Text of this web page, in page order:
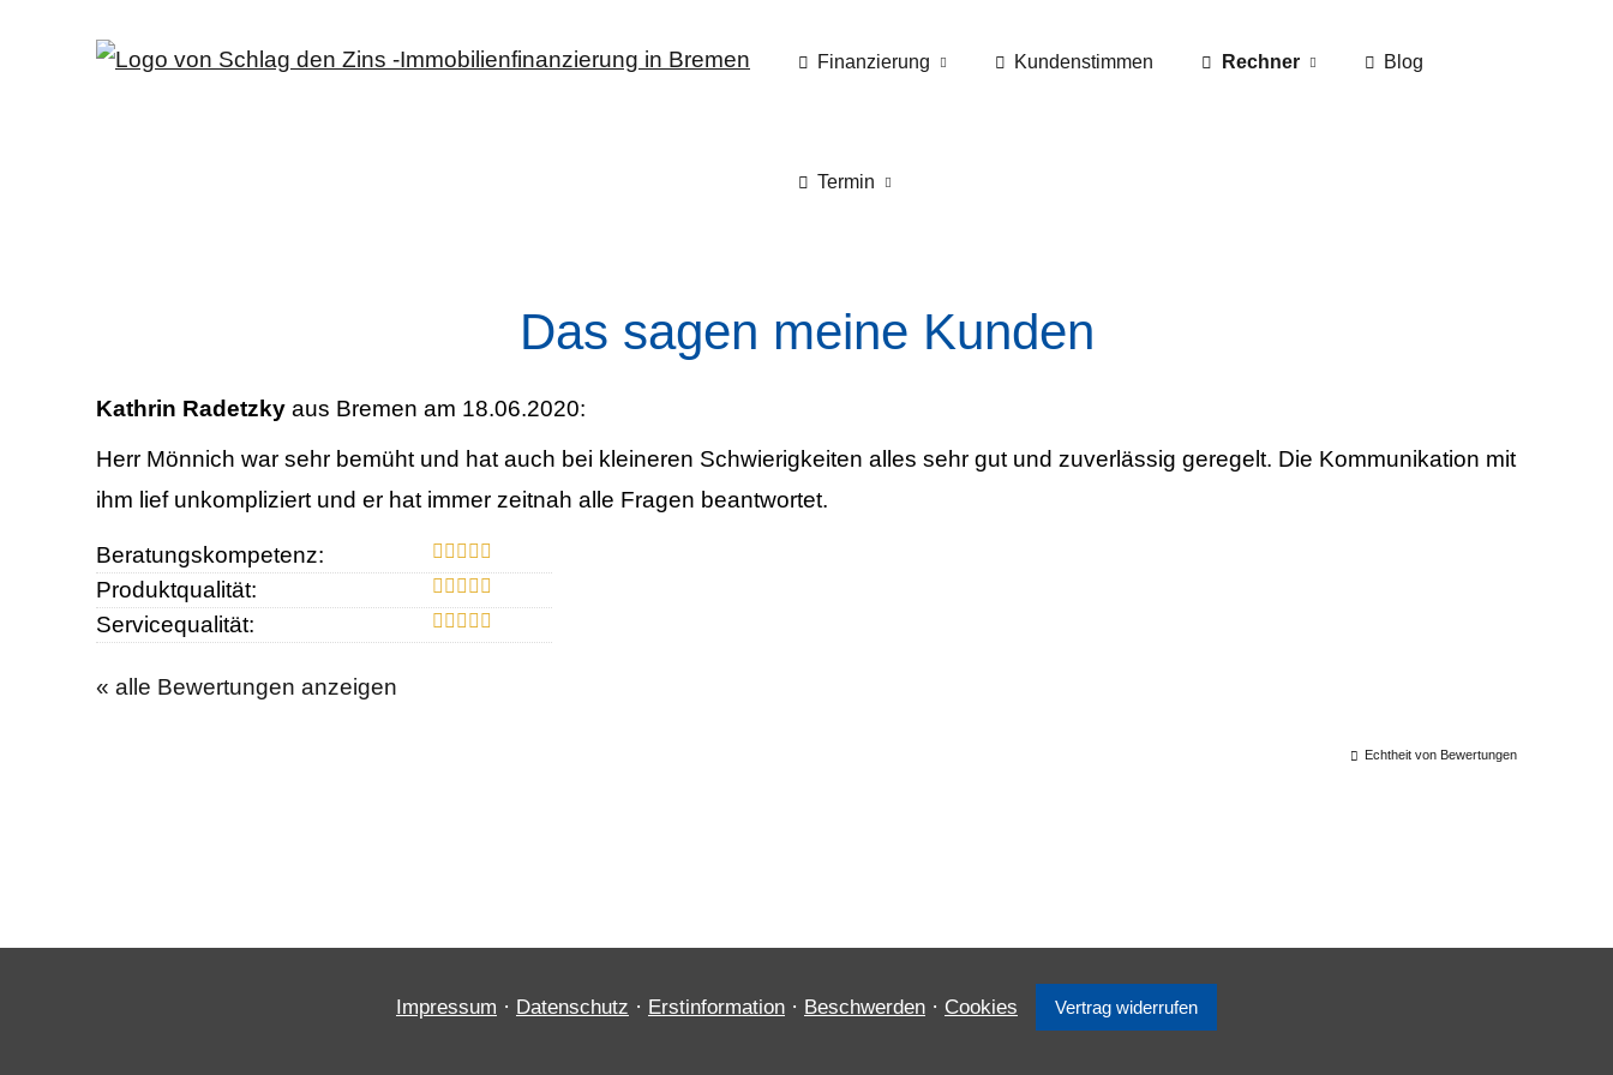
Finanzierung Kundenstimmen Rechner Blog
Termin
Das sagen meine Kunden
Kathrin Radetzky aus Bremen am 18.06.2020:
Herr Mönnich war sehr bemüht und hat auch bei kleineren Schwierigkeiten alles sehr gut und zuverlässig geregelt. Die Kommunikation mit
ihm lief unkompliziert und er hat immer zeitnah alle Fragen beantwortet.
Beratungskompetenz:
Produktqualität:
Servicequalität:
« alle Bewertungen anzeigen
Echtheit von Bewertungen
Impressum · Datenschutz · Erstinformation · Beschwerden · Cookies Vertrag widerrufen